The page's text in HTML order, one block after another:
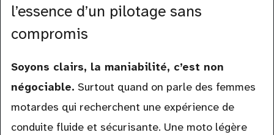
l’essence d’un pilotage sans
compromis
Soyons clairs, la maniabilité, c’est non
négociable. Surtout quand on parle des femmes
motardes qui recherchent une expérience de
conduite fluide et sécurisante. Une moto légère